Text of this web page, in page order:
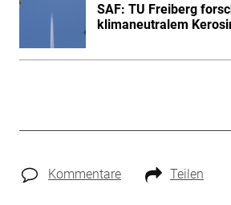
SAF: TU Freiberg
klimaneutralem
Kommentare Teilen